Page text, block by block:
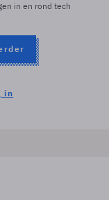
in en rond tech
in